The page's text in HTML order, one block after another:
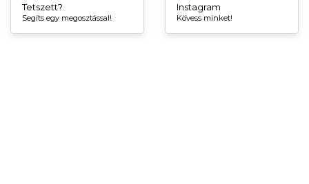
Tetszett?
Segíts egy megosztással!
Instagram
Kövess minket!